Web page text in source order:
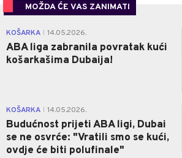
MOŽDA ĆE VAS ZANIMATI
KOŠARKA 14.05.2026.
ABA liga zabranila povratak kući
košarkašima Dubaija!
KOŠARKA 14.05.2026.
Budućnost prijeti ABA ligi, Dubai
se ne osvrće: "Vratili smo se kući,
ovdje će biti polufinale"